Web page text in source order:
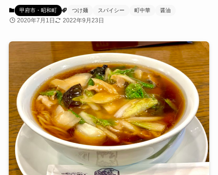
甲府市・昭和町 つけ麺 スパイシー 町中華 醤油
2020年7月1日 2022年9月23日